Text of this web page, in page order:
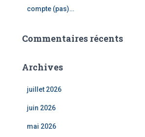
compte (pas)…
Commentaires récents
Archives
juillet 2026
juin 2026
mai 2026